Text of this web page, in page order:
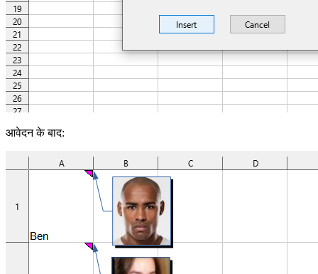
आवेदन के बाद: